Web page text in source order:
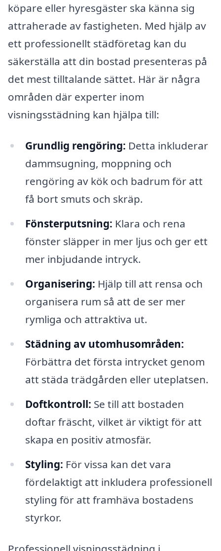
köpare eller hyresgäster ska känna sig
attraherade av fastigheten. Med hjälp av
ett professionellt städföretag kan du
säkerställa att din bostad presenteras på
det mest tilltalande sättet. Här är några
områden där experter inom
visningsstädning kan hjälpa till:
Grundlig rengöring: Detta inkluderar
dammsugning, moppning och
rengöring av kök och badrum för att
få bort smuts och skräp.
Fönsterputsning: Klara och rena
fönster släpper in mer ljus och ger ett
mer inbjudande intryck.
Organisering: Hjälp till att rensa och
organisera rum så att de ser mer
rymliga och attraktiva ut.
Städning av utomhusområden:
Förbättra det första intrycket genom
att städa trädgården eller uteplatsen.
Doftkontroll: Se till att bostaden
doftar fräscht, vilket är viktigt för att
skapa en positiv atmosfär.
Styling: För vissa kan det vara
fördelaktigt att inkludera professionell
styling för att framhäva bostadens
styrkor.